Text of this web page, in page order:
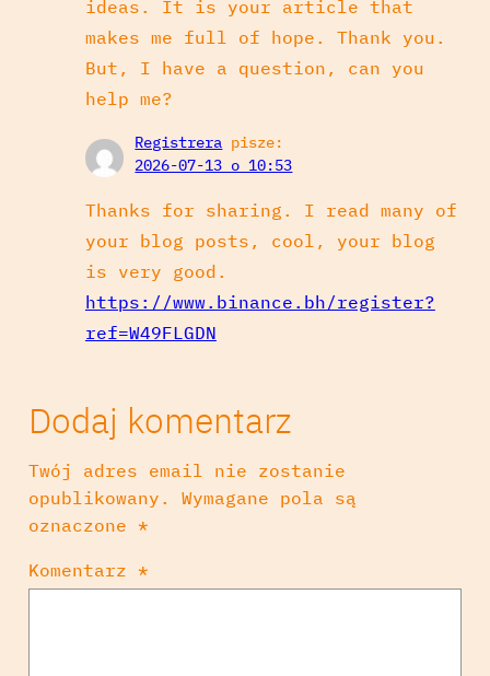
ideas. It is your article that
makes me full of hope. Thank you.
But, I have a question, can you
help me?
Registrera pisze:
2026-07-13 o 10:53
Thanks for sharing. I read many of
your blog posts, cool, your blog
is very good.
https://www.binance.bh/register?
ref=W49FLGDN
Dodaj komentarz
Twój adres email nie zostanie
opublikowany.
Wymagane pola są
oznaczone *
Komentarz *